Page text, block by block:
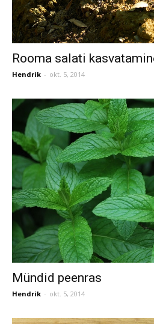
Rooma salati
Hendrik - okt. 5, 2014
Mündid peenras
Hendrik - okt. 5, 2014